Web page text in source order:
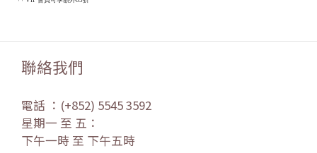
聯絡我們
電話 ：(+852) 5545 3592
星期一 至 五：
下午一時 至 下午五時